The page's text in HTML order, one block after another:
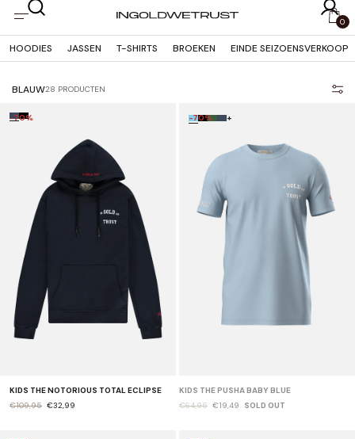
OVERSLAAN
NAAR
0
HOODIES JASSEN T-SHIRTS BROEKEN EINDE SEIZOENSVERKOOP
BLAUW28 PRODUCTEN
-70%
KIDS THE NOTORIOUS TOTAL ECLIPSE
€109,95 €32,99
+
-70%
KIDS THE PUSHA BABY BLUE
€64,95 €19,49 SOLD OUT